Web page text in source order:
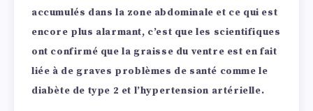
accumulés dans la zone abdominale et ce qui est
encore plus alarmant, c’est que les scientifiques
ont confirmé que la graisse du ventre est en fait
liée à de graves problèmes de santé comme le
diabète de type 2 et l’hypertension artérielle.